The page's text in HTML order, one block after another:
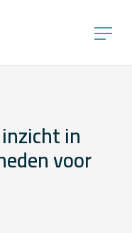
in
voor